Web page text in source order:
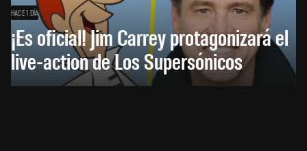
HACE 1 DÍA
¡Es oficial! Jim Carrey protagonizará el
live-action de Los Supersónicos